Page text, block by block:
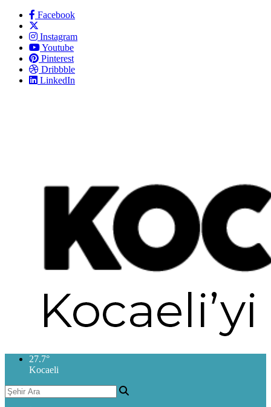
Facebook
Instagram
Youtube
Pinterest
Dribbble
LinkedIn
27.7°
Kocaeli